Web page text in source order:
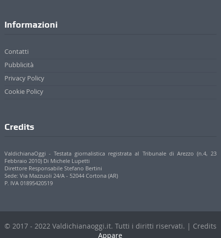
Informazioni
Contatti
Pubblicità
Privacy Policy
Cookie Policy
Credits
ValdichianaOggi - Testata giornalistica registrata al Tribunale di Arezzo (n.4, 23
Febbraio 2010) Di Michele Lupetti
Direttore Responsabile Stefano Bertini
Sede: Via Mazzuoli 24/A - 52044 Cortona (AR)
P. IVA 01895420519
© 2017 - 2022 Valdichianaoggi.it. Tutti i diritti riservati. | Credits
Appare